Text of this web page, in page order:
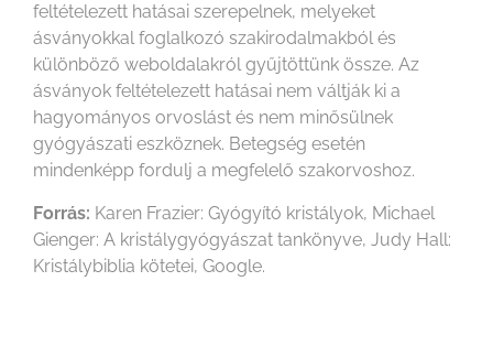
feltételezett hatásai szerepelnek, melyeket
ásványokkal foglalkozó szakirodalmakból és
különböző weboldalakról gyűjtöttünk össze. Az
ásványok feltételezett hatásai nem váltják ki a
hagyományos orvoslást és nem minősülnek
gyógyászati eszköznek. Betegség esetén
mindenképp fordulj a megfelelő szakorvoshoz.
Forrás: Karen Frazier: Gyógyító kristályok, Michael
Gienger: A kristálygyógyászat tankönyve, Judy Hall:
Kristálybiblia kötetei, Google.